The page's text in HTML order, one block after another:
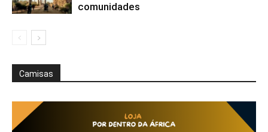
comunidades
Camisas